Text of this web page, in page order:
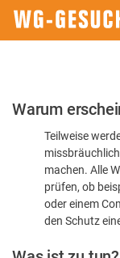
Bitte
dass
Warum
Teilweise
machen. Alle
prüfen, ob
oder einem
den Schutz